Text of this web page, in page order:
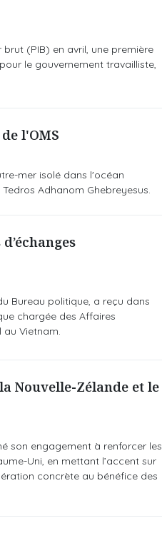
(PIB) en avril, une première
le gouvernement travailliste,
l'OMS
mer isolé dans l'océan
Adhanom Ghebreyesus.
Bureau politique, a reçu dans
chargée des Affaires
au Vietnam.
Nouvelle-Zélande et le
son engagement à renforcer les
Uni, en mettant l’accent sur
concrète au bénéfice des